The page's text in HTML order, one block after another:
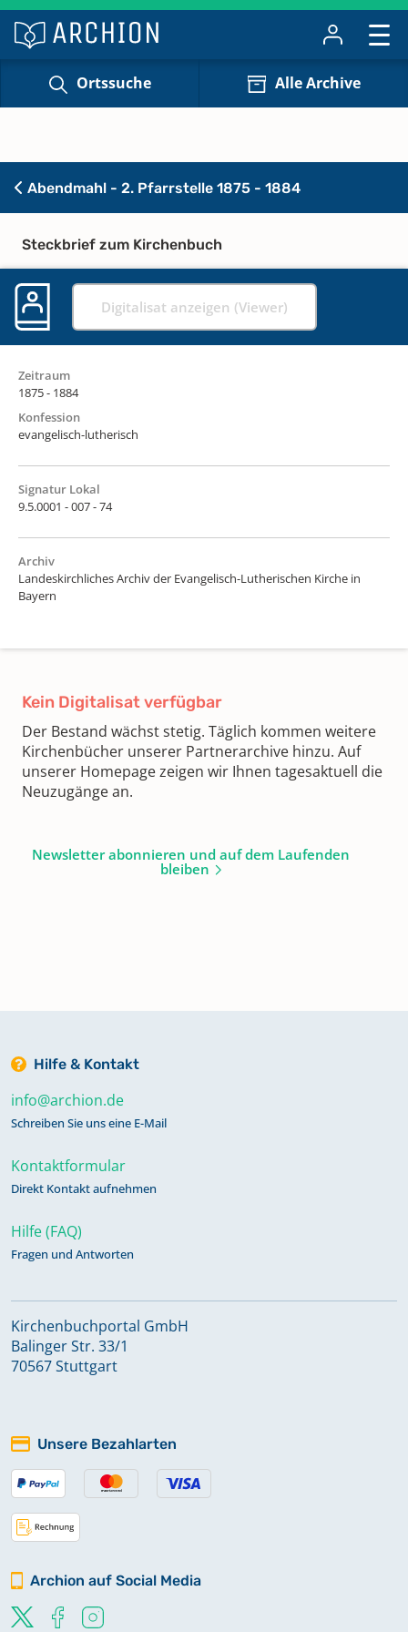
Ortssuche Alle Archive
Abendmahl - 2. Pfarrstelle 1875 - 1884
Steckbrief zum Kirchenbuch
Digitalisat anzeigen (Viewer)
Zeitraum
1875 - 1884
Konfession
evangelisch-lutherisch
Signatur Lokal
9.5.0001 - 007 - 74
Archiv
Landeskirchliches Archiv der Evangelisch-Lutherischen Kirche in
Bayern
Kein Digitalisat verfügbar
Der Bestand wächst stetig. Täglich kommen weitere
Kirchenbücher unserer Partnerarchive hinzu. Auf
unserer Homepage zeigen wir Ihnen tagesaktuell die
Neuzugänge an.
Newsletter abonnieren und auf dem Laufenden
bleiben
Hilfe & Kontakt
info@archion.de
Schreiben Sie uns eine E-Mail
Kontaktformular
Direkt Kontakt aufnehmen
Hilfe (FAQ)
Fragen und Antworten
Kirchenbuchportal GmbH
Balinger Str. 33/1
70567 Stuttgart
Unsere Bezahlarten
Archion auf Social Media